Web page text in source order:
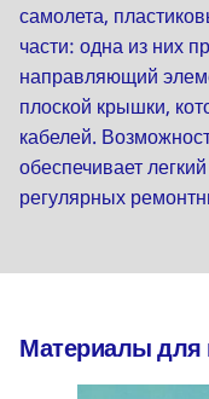
самолета,
части: одна из них
направляющий
плоской крышки,
кабелей.
обеспечивает
регулярных
Материалы для